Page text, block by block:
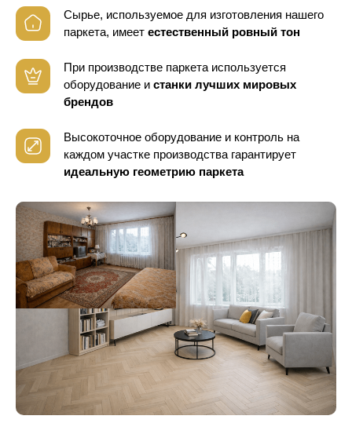
Сырье, используемое для изготовления нашего
паркета, имеет естественный ровный тон
При производстве паркета используется
оборудование и станки лучших мировых
брендов
Высокоточное оборудование и контроль на
каждом участке производства гарантирует
идеальную геометрию паркета